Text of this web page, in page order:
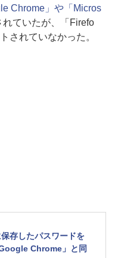
Chrome」や「Micros
れていたが、「Firefo
されていなかった。
存したパスワードを
Chrome」と同